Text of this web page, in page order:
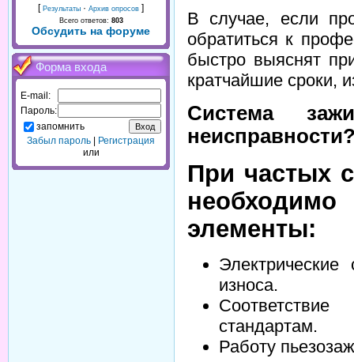
[ Результаты · Архив опросов ]
Всего ответов: 803
Обсудить на форуме
Форма входа
E-mail:
Пароль:
запомнить
Забыл пароль
Регистрация
или
В случае, если
обратиться к
быстро выяснят
кратчайшие сроки,
Система
При частых
элементы:
износа.
стандартам.
Работу